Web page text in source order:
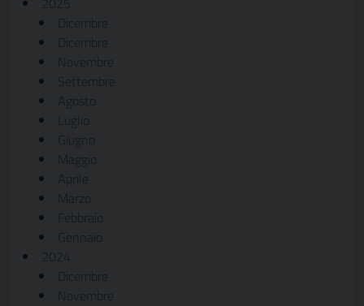
Dicembre
Dicembre
Novembre
Settembre
Agosto
Luglio
Giugno
Maggio
Aprile
Marzo
Febbraio
Gennaio
2024
Dicembre
Novembre